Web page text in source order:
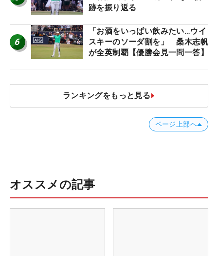
跡を振り返る
6
「お酒をいっぱい飲みたい…ウイ
スキーのソーダ割を」 桑木志帆
が全英制覇【優勝会見一問一答】
ランキングをもっと見る
ページ上部へ
オススメの記事